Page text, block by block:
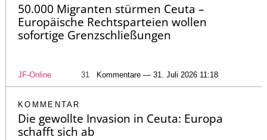
50.000 Migranten stürmen Ceuta –
Europäische Rechtsparteien wollen
sofortige Grenzschließungen
JF-Online 31 Kommentare — 31. Juli 2026 11:18
KOMMENTAR
Die gewollte Invasion in Ceuta: Europa
schafft sich ab